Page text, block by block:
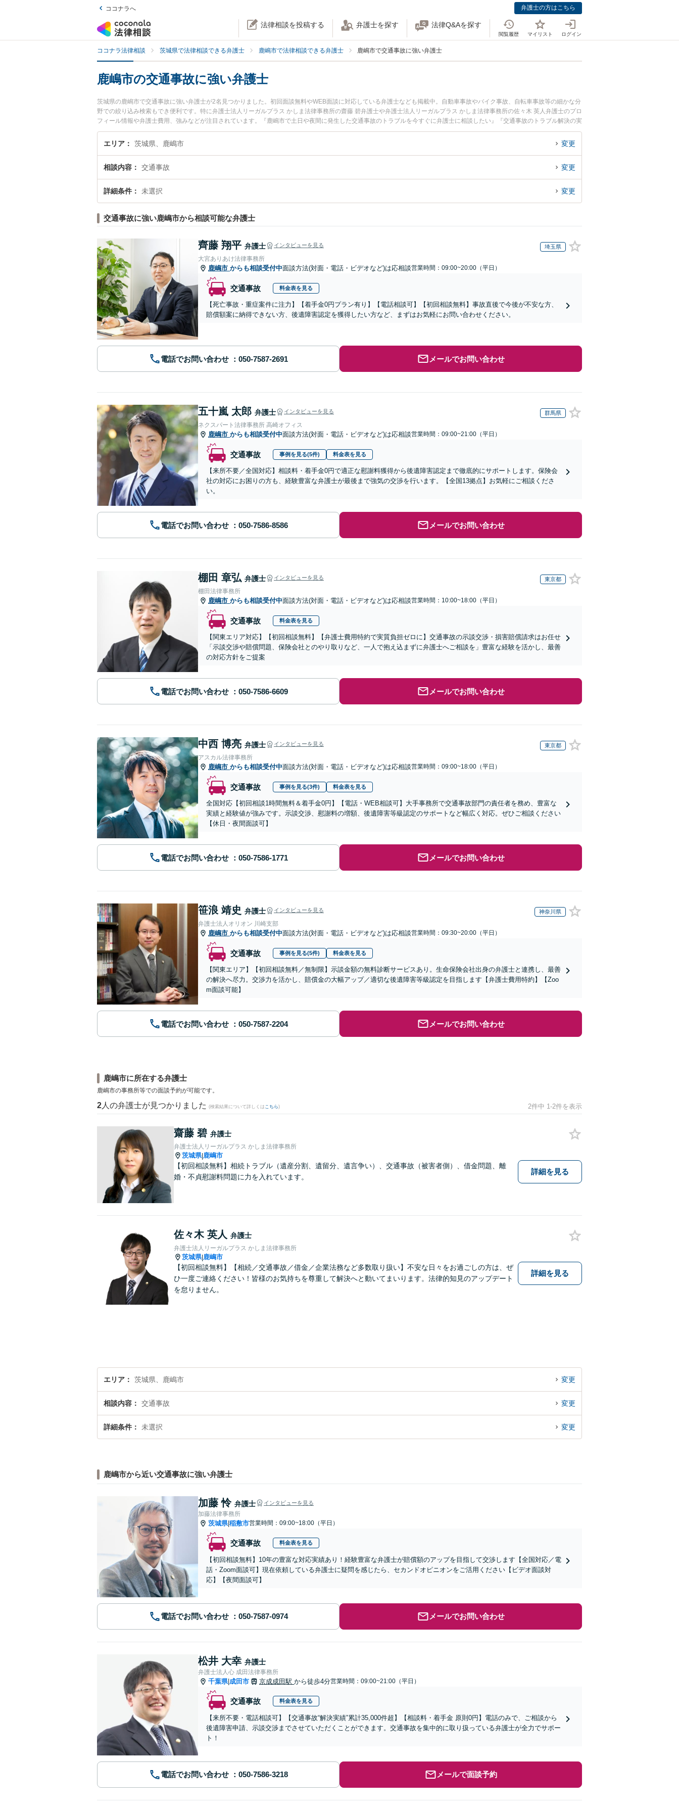
ココナラへ 弁護士の方はこちら
法律相談を投稿する 弁護士を探す 法律Q&Aを探す
閲覧履歴 マイリスト ログイン
ココナラ法律相談 茨城県で法律相談できる弁護士 鹿嶋市で法律相談できる弁護士 鹿嶋市で交通事故に強い弁護士
鹿嶋市の交通事故に強い弁護士
茨城県の鹿嶋市で交通事故に強い弁護士が2名見つかりました。初回面談無料やWEB面談に対応している弁護士なども掲載中。自動車事故やバイク事故、自転車事故等の細かな分
野での絞り込み検索もでき便利です。特に弁護士法人リーガルプラス かしま法律事務所の齋藤 碧弁護士や弁護士法人リーガルプラス かしま法律事務所の佐々木 英人弁護士のプロ
フィール情報や弁護士費用、強みなどが注目されています。『鹿嶋市で土日や夜間に発生した交通事故のトラブルを今すぐに弁護士に相談したい』『交通事故のトラブル解決の実
績豊富な近くの弁護士を検索したい』『初回相談無料で交通事故を法律相談できる鹿嶋市内の弁護士に相談予約したい』などでお困りの相談者さんにおすすめです。
エリア 茨城県、鹿嶋市 変更
相談内容 交通事故 変更
詳細条件 未選択 変更
交通事故に強い鹿嶋市から相談可能な弁護士
齊藤 翔平 弁護士 インタビューを見る 埼玉県
大宮ありあけ法律事務所
鹿嶋市 からも相談受付中面談方法(対面・電話・ビデオなど)は応相談営業時間：09:00~20:00（平日）
交通事故 料金表を見る
【死亡事故・重症案件に注力】【着手金0円プラン有り】【電話相談可】【初回相談無料】事故直後で今後が不安な方、
賠償額案に納得できない方、後遺障害認定を獲得したい方など、まずはお気軽にお問い合わせください。
電話でお問い合わせ メールでお問い合わせ
五十嵐 太郎 弁護士 インタビューを見る 群馬県
ネクスパート法律事務所 高崎オフィス
鹿嶋市 からも相談受付中面談方法(対面・電話・ビデオなど)は応相談営業時間：09:00~21:00（平日）
交通事故 事例を見る(5件) 料金表を見る
【来所不要／全国対応】相談料・着手金0円で適正な慰謝料獲得から後遺障害認定まで徹底的にサポートします。保険会
社の対応にお困りの方も、経験豊富な弁護士が最後まで強気の交渉を行います。【全国13拠点】お気軽にご相談くださ
い。
電話でお問い合わせ メールでお問い合わせ
棚田 章弘 弁護士 インタビューを見る 東京都
棚田法律事務所
鹿嶋市 からも相談受付中面談方法(対面・電話・ビデオなど)は応相談営業時間：10:00~18:00（平日）
交通事故 料金表を見る
【関東エリア対応】【初回相談無料】【弁護士費用特約で実質負担ゼロに】交通事故の示談交渉・損害賠償請求はお任せ
「示談交渉や賠償問題、保険会社とのやり取りなど、一人で抱え込まずに弁護士へご相談を」豊富な経験を活かし、最善
の対応方針をご提案
電話でお問い合わせ メールでお問い合わせ
中西 博亮 弁護士 インタビューを見る 東京都
アスカル法律事務所
鹿嶋市 からも相談受付中面談方法(対面・電話・ビデオなど)は応相談営業時間：09:00~18:00（平日）
交通事故 事例を見る(3件) 料金表を見る
全国対応【初回相談1時間無料＆着手金0円】【電話・WEB相談可】大手事務所で交通事故部門の責任者を務め、豊富な
実績と経験値が強みです。示談交渉、慰謝料の増額、後遺障害等級認定のサポートなど幅広く対応。ぜひご相談ください
【休日・夜間面談可】
電話でお問い合わせ メールでお問い合わせ
笹浪 靖史 弁護士 インタビューを見る 神奈川県
弁護士法人オリオン 川崎支部
鹿嶋市 からも相談受付中面談方法(対面・電話・ビデオなど)は応相談営業時間：09:30~20:00（平日）
交通事故 事例を見る(5件) 料金表を見る
【関東エリア】【初回相談無料／無制限】示談金額の無料診断サービスあり。生命保険会社出身の弁護士と連携し、最善
の解決へ尽力。交渉力を活かし、賠償金の大幅アップ／適切な後遺障害等級認定を目指します【弁護士費用特約】【Zoo
m面談可能】
電話でお問い合わせ メールでお問い合わせ
鹿嶋市に所在する弁護士
鹿嶋市の事務所等での面談予約が可能です。
2 人の弁護士が見つかりました (検索結果について詳しくは こちら) 2件中 1-2件を表示
齋藤 碧 弁護士
弁護士法人リーガルプラス かしま法律事務所
茨城県|鹿嶋市
【初回相談無料】相続トラブル（遺産分割、遺留分、遺言争い）、交通事故（被害者側）、借金問題、離
婚・不貞慰謝料問題に力を入れています。
詳細を見る
佐々木 英人 弁護士
弁護士法人リーガルプラス かしま法律事務所
茨城県|鹿嶋市
【初回相談無料】【相続／交通事故／借金／企業法務など多数取り扱い】不安な日々をお過ごしの方は、ぜ
ひ一度ご連絡ください！皆様のお気持ちを尊重して解決へと動いてまいります。法律的知見のアップデート
を怠りません。
詳細を見る
エリア 茨城県、鹿嶋市 変更
相談内容 交通事故 変更
詳細条件 未選択 変更
鹿嶋市から近い交通事故に強い弁護士
加藤 怜 弁護士 インタビューを見る
加藤法律事務所
茨城県|稲敷市営業時間：09:00~18:00（平日）
交通事故 料金表を見る
【初回相談無料】10年の豊富な対応実績あり！経験豊富な弁護士が賠償額のアップを目指して交渉します【全国対応／電
話・Zoom面談可】現在依頼している弁護士に疑問を感じたら、セカンドオピニオンをご活用ください【ビデオ面談対
応】【夜間面談可】
電話でお問い合わせ メールでお問い合わせ
松井 大幸 弁護士
弁護士法人心 成田法律事務所
千葉県| 成田市 京成成田駅 から徒歩4分営業時間：09:00~21:00（平日）
交通事故 料金表を見る
【来所不要・電話相談可】【交通事故“解決実績”累計35,000件超】【相談料・着手金 原則0円】電話のみで、ご相談から
後遺障害申請、示談交渉までさせていただくことができます。交通事故を集中的に取り扱っている弁護士が全力でサポー
ト！
電話でお問い合わせ メールで面談予約